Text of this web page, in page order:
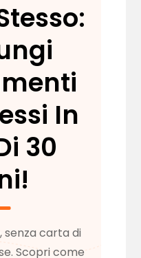
In
30
senza carta di
Scopri come